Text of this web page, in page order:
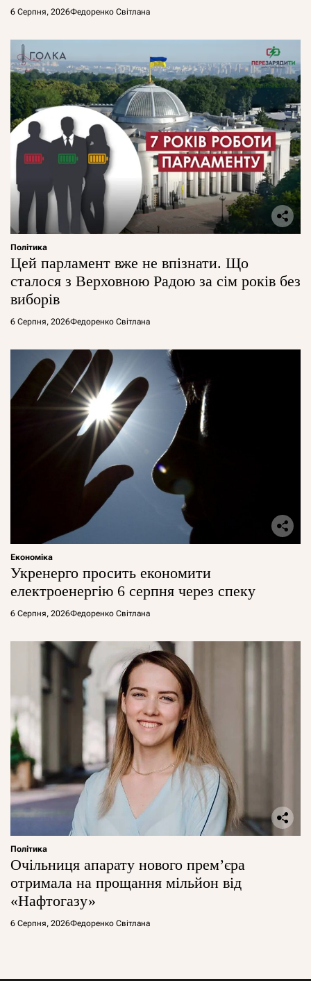
6 Серпня, 2026Федоренко Світлана
Політика
Цей парламент вже не впізнати. Що
сталося з Верховною Радою за сім років без
виборів
6 Серпня, 2026Федоренко Світлана
Економіка
Укренерго просить економити
електроенергію 6 серпня через спеку
6 Серпня, 2026Федоренко Світлана
Політика
Очільниця апарату нового прем’єра
отримала на прощання мільйон від
«Нафтогазу»
6 Серпня, 2026Федоренко Світлана